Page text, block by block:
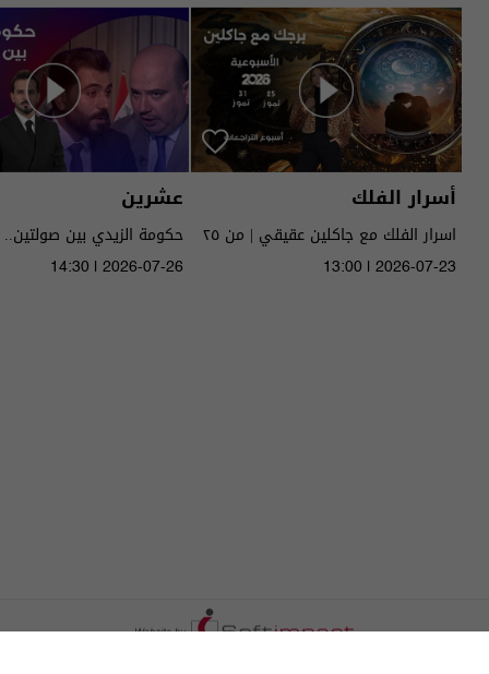
أسرار الفلك
اسرار الفلك مع جاكلين عقيقي | من ٢٥
الى ٣١ تموز ٢٠٢٦ | 2026
13:00 | 2026-07-23
عشرين
حكومة الزيدي بين
14:30 | 2026-07-26